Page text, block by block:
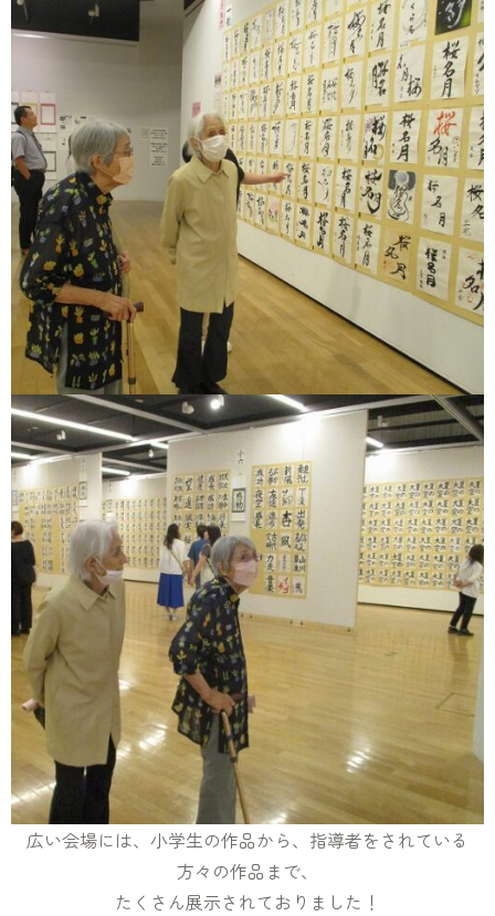
広い会場には、小学生の作品から、指導者をされている
方々の作品まで、
たくさん展示されておりました！